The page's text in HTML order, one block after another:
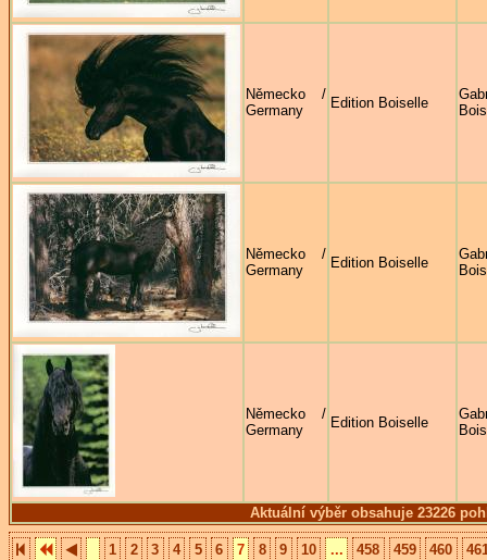
Aktuální výběr obsahuje 23226
Německo /
Germany
Edition Boiselle
Německo /
Germany
Edition Boiselle
Německo /
Germany
Edition Boiselle
1 2 3 4 5 6 7 8 9 10 ... 458 459 460